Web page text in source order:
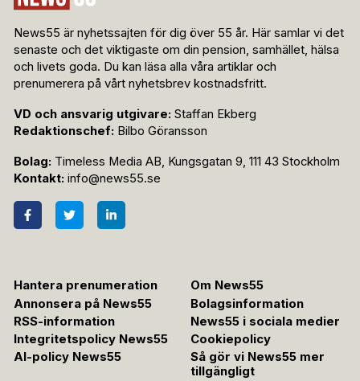
News55 är nyhetssajten för dig över 55 år. Här samlar vi det
senaste och det viktigaste om din pension, samhället, hälsa
och livets goda. Du kan läsa alla våra artiklar och
prenumerera på vårt nyhetsbrev kostnadsfritt.
VD och ansvarig utgivare: Staffan Ekberg
Redaktionschef: Bilbo Göransson
Bolag: Timeless Media AB, Kungsgatan 9, 111 43 Stockholm
Kontakt: info@news55.se
Hantera prenumeration
Om News55
Annonsera på News55
Bolagsinformation
RSS-information
News55 i sociala medier
Integritetspolicy News55
Cookiepolicy
AI-policy News55
Så gör vi News55 mer
tillgängligt